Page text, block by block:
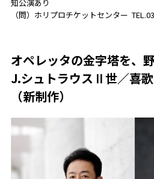
知公演あり
（問）ホリプロチケットセンター
オペレッタの金字塔を、
J.シュトラウスⅡ世／喜歌
（新制作）